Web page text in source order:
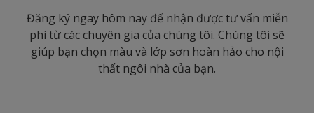
Đăng ký ngay hôm nay để nhận được tư vấn miễn
phí từ các chuyên gia của chúng tôi. Chúng tôi sẽ
giúp bạn chọn màu và lớp sơn hoàn hảo cho nội
thất ngôi nhà của bạn.